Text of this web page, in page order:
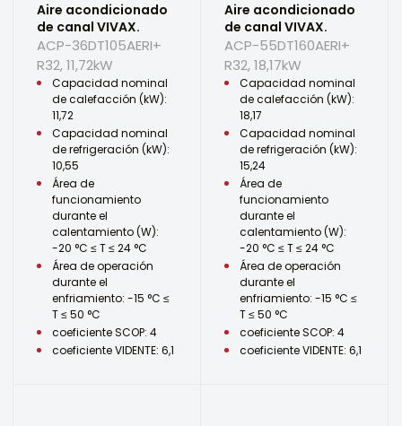
Aire acondicionado
de canal VIVAX.
ACP-36DT105AERI+
R32, 11,72kW
Capacidad nominal
de calefacción (kW):
11,72
Capacidad nominal
de refrigeración (kW):
10,55
Área de
funcionamiento
durante el
calentamiento (W):
-20 °C ≤ T ≤ 24 °C
Área de operación
durante el
enfriamiento: -15 °C ≤
T ≤ 50 °C
coeficiente SCOP: 4
coeficiente VIDENTE: 6,1
Aire acondicionado
de canal VIVAX.
ACP-55DT160AERI+
R32, 18,17kW
Capacidad nominal
de calefacción (kW):
18,17
Capacidad nominal
de refrigeración (kW):
15,24
Área de
funcionamiento
durante el
calentamiento (W):
-20 °C ≤ T ≤ 24 °C
Área de operación
durante el
enfriamiento: -15 °C ≤
T ≤ 50 °C
coeficiente SCOP: 4
coeficiente VIDENTE: 6,1